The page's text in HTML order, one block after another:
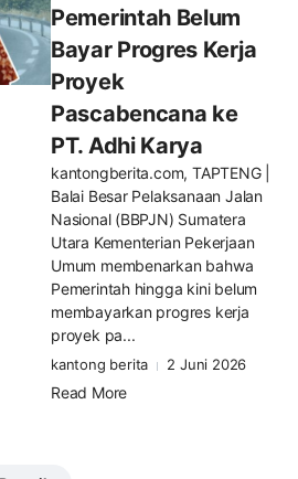
Pemerintah Belum
Bayar Progres Kerja
Proyek
Pascabencana ke
PT. Adhi Karya
kantongberita.com, TAPTENG |
Balai Besar Pelaksanaan Jalan
Nasional (BBPJN) Sumatera
Utara Kementerian Pekerjaan
Umum membenarkan bahwa
Pemerintah hingga kini belum
membayarkan progres kerja
proyek pa...
kantong berita 2 Juni 2026
Read More